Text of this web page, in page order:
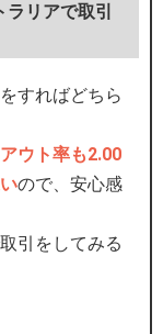
リアで取引
すればどちら
ウト率も2.00
ので、安心感
引をしてみる